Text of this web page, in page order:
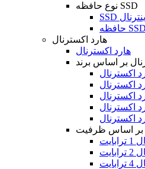
نوع حافظه SSD
هارد اکسترنال
هارد اکسترنال
بر اساس برند
بر اساس ظرفیت